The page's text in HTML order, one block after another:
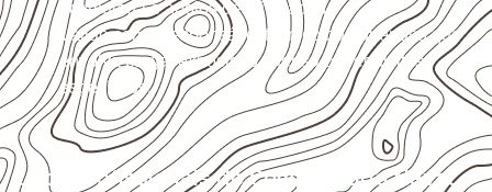
acumulada e apoios desnivelados.
Valide com o responsável técnico qualquer uso que
envolva carga, exposição intensa ou requisitos
específicos.
Usos profissionais do Compensado Naval